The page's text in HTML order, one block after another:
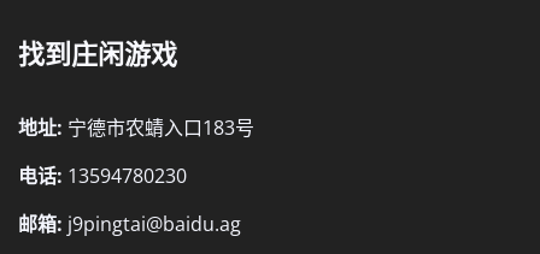
找到庄闲游戏
地址: 宁德市农蜻入口183号
电话: 13594780230
邮箱: j9pingtai@baidu.ag